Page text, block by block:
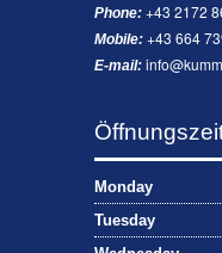
Phone:+43 2172
Mobile:+43 664
E-mail:
Monday
Tuesday